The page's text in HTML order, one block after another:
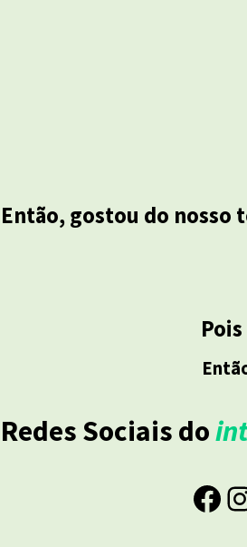
Então, gostou do nosso
Redes Sociais do